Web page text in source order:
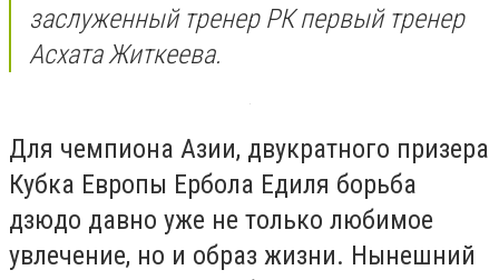
заслуженный тренер РК первый тренер
Асхата Житкеева.
Для чемпиона Азии, двукратного призера
Кубка Европы Ербола Едиля борьба
дзюдо давно уже не только любимое
увлечение, но и образ жизни. Нынешний